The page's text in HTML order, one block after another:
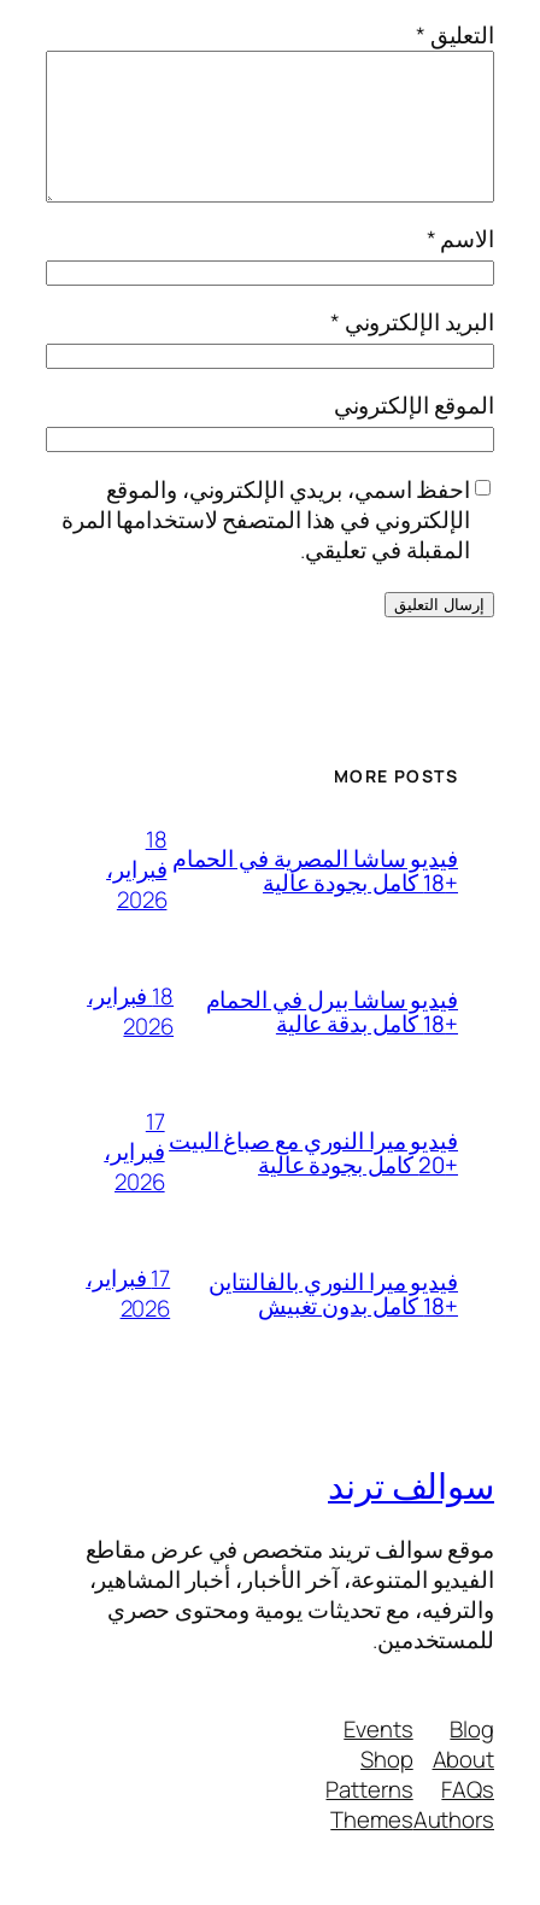
التعليق *
الاسم*
البريد الإلكتروني *
الموقع الإلكتروني
احفظ اسمي، بريدي الإلكتروني، والموقع
الإلكتروني في هذا المتصفح لاستخدامها المرة
المقبلة في تعليقي.
MORE POSTS
فيديو ساشا المصرية في الحمام
+18 كامل بجودة عالية
18
فبراير،
2026
فيديو ساشا بيرل في الحمام
+18 كامل بدقة عالية
18 فبراير،
2026
فيديو ميرا النوري مع صباغ البيت
+20 كامل بجودة عالية
17
فبراير،
2026
فيديو ميرا النوري بالفالنتاين
+18 كامل بدون تغبيش
17 فبراير،
2026
سوالف ترند
موقع سوالف تريند متخصص في عرض مقاطع
الفيديو المتنوعة، آخر الأخبار، أخبار المشاهير،
والترفيه، مع تحديثات يومية ومحتوى حصري
للمستخدمين.
Blog
About
FAQs
Authors
Events
Shop
Patterns
Themes